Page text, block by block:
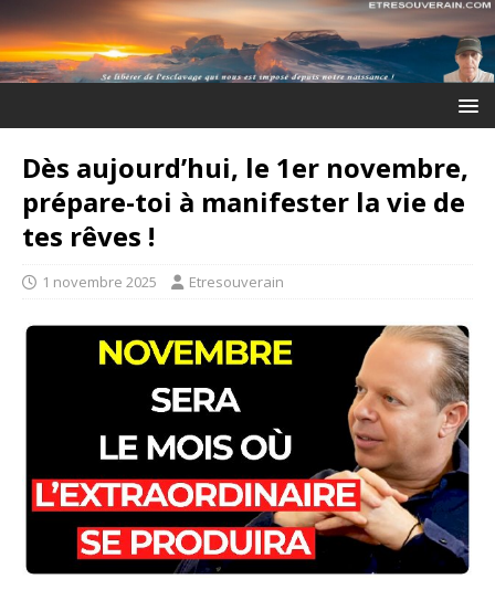
Dès aujourd’hui, le 1er novembre,
prépare-toi à manifester la vie de
tes rêves !
1 novembre 2025 Etresouverain